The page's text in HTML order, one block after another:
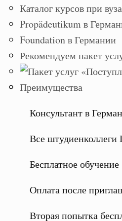
Каталог курсов при
Propädeutikum в
Foundation в Германии
Рекомендуем пакет
Преимущества
Консультант в
Все штудиенколлеги
Бесплатное обучение
Оплата после
Вторая попытка